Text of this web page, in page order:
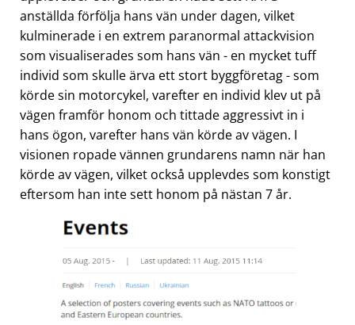
anställda förfölja hans vän under dagen, vilket
kulminerade i en extrem paranormal attackvision
som visualiserades som hans vän - en mycket tuff
individ som skulle ärva ett stort byggföretag - som
körde sin motorcykel, varefter en individ klev ut på
vägen framför honom och tittade aggressivt in i
hans ögon, varefter hans vän körde av vägen. I
visionen ropade vännen grundarens namn när han
körde av vägen, vilket också upplevdes som konstigt
eftersom han inte sett honom på nästan 7 år.